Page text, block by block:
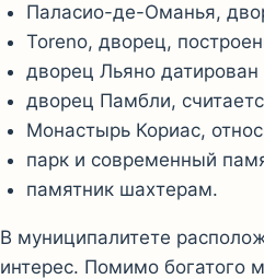
Паласио-де-Оманья,
Toreno, дворец,
дворец Льяно датирован
дворец Памбли,
Монастырь Кориас,
парк и современный
памятник шахтерам.
В муниципалитете
интерес. Помимо богатого